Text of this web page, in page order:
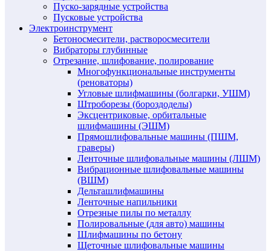
Пуско-зарядные устройства
Пусковые устройства
Электроинструмент
Бетоносмесители, растворосмесители
Вибраторы глубинные
Отрезание, шлифование, полирование
Многофункциональные инструменты
(реноваторы)
Угловые шлифмашины (болгарки, УШМ)
Штроборезы (бороздоделы)
Эксцентриковые, орбитальные
шлифмашины (ЭШМ)
Прямошлифовальные машины (ПШМ,
граверы)
Ленточные шлифовальные машины (ЛШМ)
Вибрационные шлифовальные машины
(ВШМ)
Дельташлифмашины
Ленточные напильники
Отрезные пилы по металлу
Полировальные (для авто) машины
Шлифмашины по бетону
Щеточные шлифовальные машины